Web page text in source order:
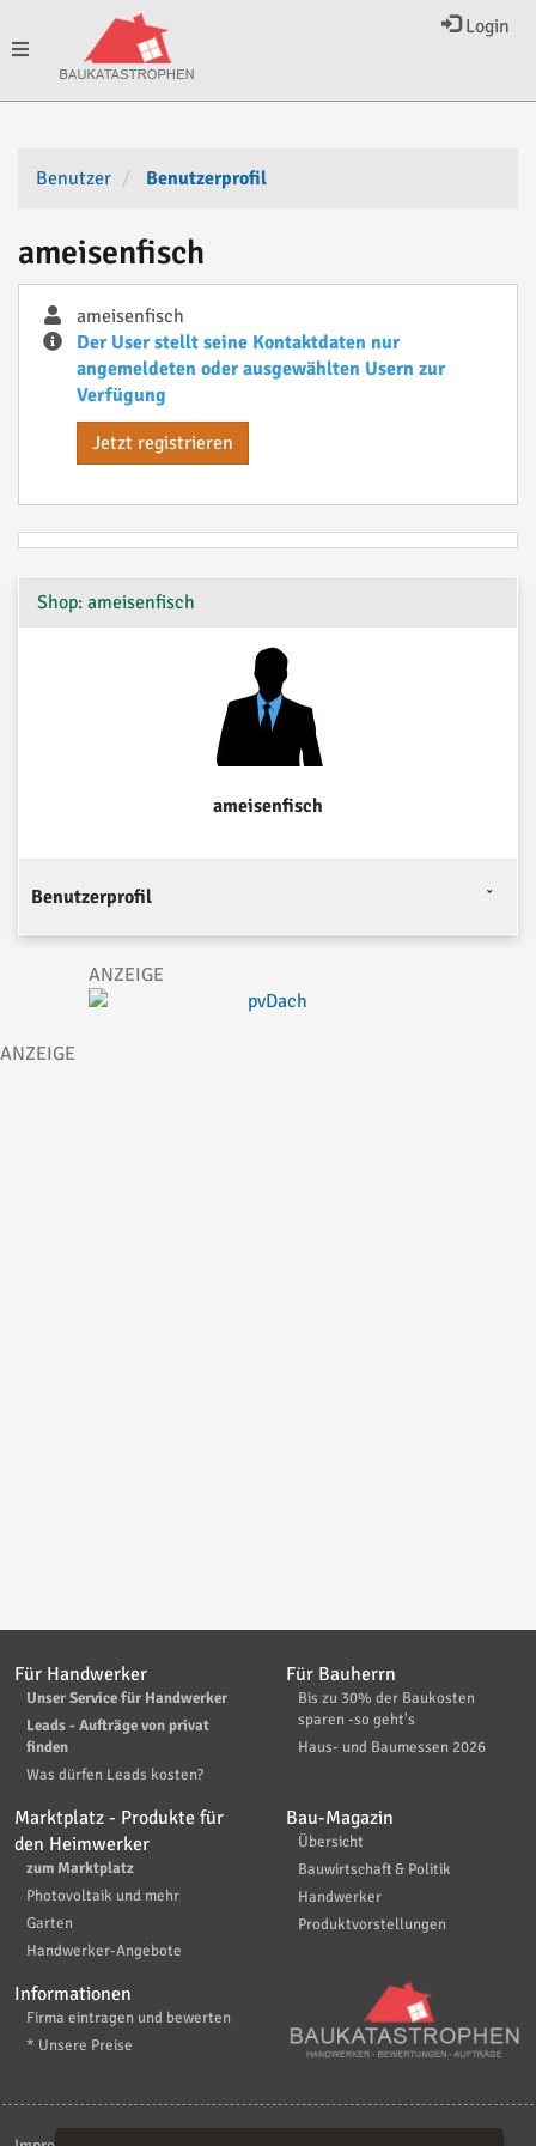
Login
Toggle
Benutzer
Benutzerprofil
ameisenfisch
ameisenfisch
Der User stellt seine Kontaktdaten nur
angemeldeten oder ausgewählten Usern zur
Verfügung
Jetzt registrieren
Shop: ameisenfisch
ameisenfisch
Benutzerprofil
Für Handwerker
Unser Service für Handwerker
Leads - Aufträge von privat
finden
Was dürfen Leads kosten?
Für Bauherrn
Bis zu 30% der Baukosten
sparen -so geht's
Haus- und Baumessen 2026
Marktplatz - Produkte für
den Heimwerker
zum Marktplatz
Photovoltaik und mehr
Garten
Handwerker-Angebote
Bau-Magazin
Übersicht
Bauwirtschaft & Politik
Handwerker
Produktvorstellungen
Informationen
Firma eintragen und bewerten
* Unsere Preise